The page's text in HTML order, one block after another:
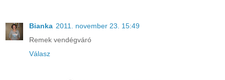
Bianka 2011. november 23. 15:49
Remek vendégváró
Válasz